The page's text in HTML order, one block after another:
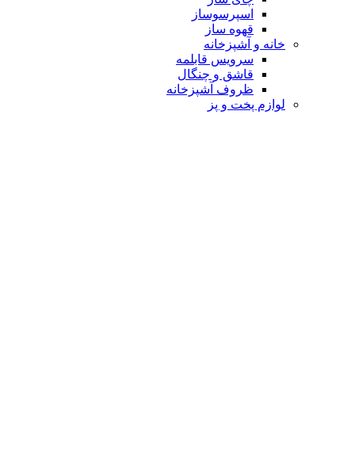
اسپرسوساز
قهوه ساز
خانه و آشپزخانه
سرویس قابلمه
قاشق و چنگال
ظروف آشپزخانه
لوازم پخت و پز